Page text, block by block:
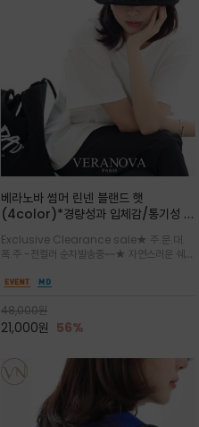
베라노바 썸머 린넨 블랜드 햇
(4color)*경량성과 입체감/통기성 좋
쾌적하게 착용/ 뒷트임 있어서 헤어스타
일링에도 편하게 쓰실수 있습니다
Exclusive Clearance sale★ 주.문.대.
폭.주 -전컬러 순차발송중~~★ 자연스러운 쉐입
련된 포인트/베이직한 컬러 구성으로 어떤 스타
용도 높은 아이템
48,000원
21,000원 56%